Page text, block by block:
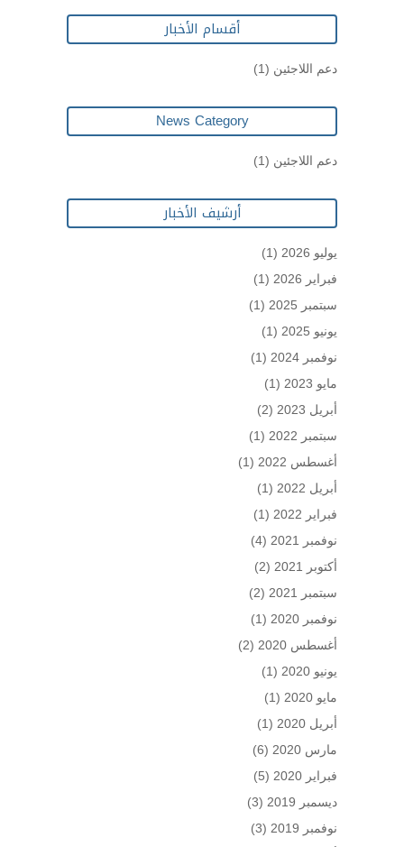
أقسام الأخبار
دعم اللاجئين (1)
News Category
دعم اللاجئين (1)
أرشيف الأخبار
يوليو 2026
(1)
فبراير 2026
(1)
سبتمبر 2025
(1)
يونيو 2025
(1)
نوفمبر 2024
(1)
مايو 2023
(1)
أبريل 2023
(2)
سبتمبر 2022
(1)
أغسطس 2022
(1)
أبريل 2022
(1)
فبراير 2022
(1)
نوفمبر 2021
(4)
أكتوبر 2021
(2)
سبتمبر 2021
(2)
نوفمبر 2020
(1)
أغسطس 2020
(2)
يونيو 2020
(1)
مايو 2020
(1)
أبريل 2020
(1)
مارس 2020
(6)
فبراير 2020
(5)
ديسمبر 2019
(3)
نوفمبر 2019
(3)